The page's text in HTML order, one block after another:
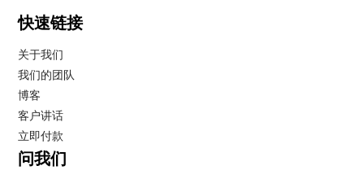
快速链接
关于我们
我们的团队
博客
客户讲话
立即付款
问我们